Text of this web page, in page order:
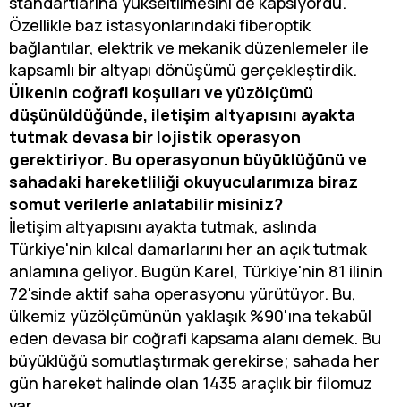
Özellikle baz istasyonlarındaki fiberoptik
bağlantılar, elektrik ve mekanik düzenlemeler ile
kapsamlı bir altyapı dönüşümü gerçekleştirdik.
Ülkenin coğrafi koşulları ve yüzölçümü
düşünüldüğünde, iletişim altyapısını ayakta
tutmak devasa bir lojistik operasyon
gerektiriyor. Bu operasyonun büyüklüğünü ve
sahadaki hareketliliği okuyucularımıza biraz
somut verilerle anlatabilir misiniz?
İletişim altyapısını ayakta tutmak, aslında
Türkiye'nin kılcal damarlarını her an açık tutmak
anlamına geliyor. Bugün Karel, Türkiye'nin 81 ilinin
72'sinde aktif saha operasyonu yürütüyor. Bu,
ülkemiz yüzölçümünün yaklaşık %90'ına tekabül
eden devasa bir coğrafi kapsama alanı demek. Bu
büyüklüğü somutlaştırmak gerekirse; sahada her
gün hareket halinde olan 1435 araçlık bir filomuz